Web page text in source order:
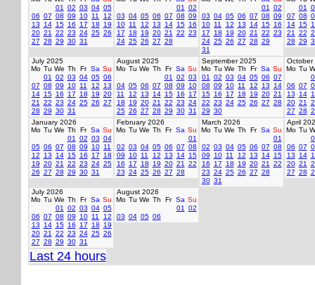
01
02 03 04 05
06 07 08 09 10 11
12
13
14 15 16 17 18
19
20 21 22 23 24 25 26
27 28 29 30 31
01
02
03 04 05 06 07 08 09
10 11 12 13 14 15 16
17
18 19 20 21 22 23
24 25 26 27 28
01
02
03 04 05 06 07 08 09
10 11 12 13 14 15 16
17
18 19 20 21 22 23
24 25 26 27 28 29
31
01
07 08
14 15
21
22
28 29
July 2025
Mo Tu We Th Fr Sa Su
01
02 03 04 05 06
07 08 09 10 11 12
13
14 15 16 17 18 19 20
21
22 23 24 25 26 27
28 29 30 31
August 2025
Mo Tu We Th Fr Sa Su
01
02 03
04 05 06 07 08 09
10
11
12 13 14 15 16
17
18
19 20 21 22 23 24
25 26 27 28 29 30 31
September 2025
Mo Tu We Th Fr Sa Su
01
02 03 04 05 06 07
08 09 10 11 12 13
14
15 16 17 18 19 20 21
22 23 24 25 26 27 28
29 30
October
Mo Tu
06 07
13
14
20 21
27 28
January 2026
Mo Tu We Th Fr Sa Su
01
02 03 04
05 06 07 08 09 10 11
12
13 14 15 16 17
18
19 20 21 22 23 24 25
26 27 28 29 30 31
February 2026
Mo Tu We Th Fr Sa Su
01
02 03 04 05 06 07 08
09
10 11 12 13 14 15
16
17 18 19 20 21
22
23 24 25 26 27 28
March 2026
Mo Tu We Th Fr Sa Su
01
02 03 04 05 06 07 08
09
10 11 12 13 14 15
16
17 18 19 20 21
22
23 24 25 26 27 28
30 31
April
Mo Tu
06 07
13
14
20 21
27 28
July 2026
Mo Tu We Th Fr Sa Su
01
02 03 04 05
06 07 08 09 10 11
12
13
14 15 16 17 18
19
20 21 22 23 24 25 26
27 28 29 30 31
August 2026
Mo Tu We Th Fr Sa Su
01
02
03 04 05 06
Last 24 hours